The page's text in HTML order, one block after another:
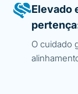
Elevado
O cuidado